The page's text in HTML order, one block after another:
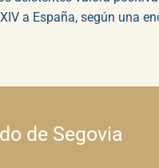
a España, según una
de Segovia